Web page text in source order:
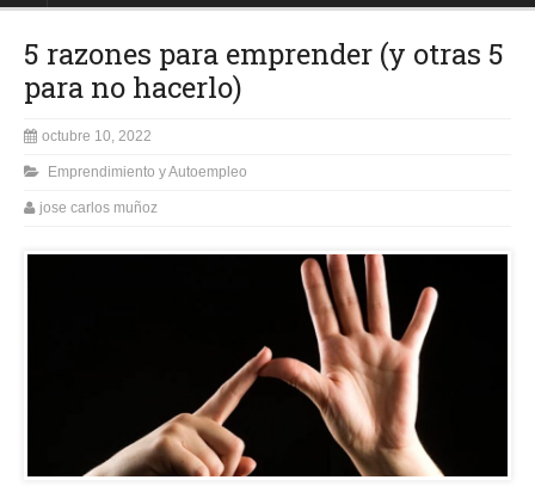
5 razones para emprender (y otras 5
para no hacerlo)
octubre 10, 2022
Emprendimiento y Autoempleo
jose carlos muñoz